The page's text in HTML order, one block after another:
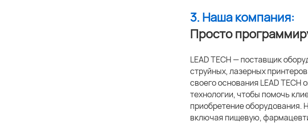
3. Наша компания:
Просто
LEAD TECH — поставщик
струйных, лазерных
своего основания LEAD
технологии, чтобы помочь
приобретение оборудования.
включая пищевую,